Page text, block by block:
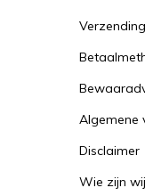
Algemene
Disclaimer
Wie zijn